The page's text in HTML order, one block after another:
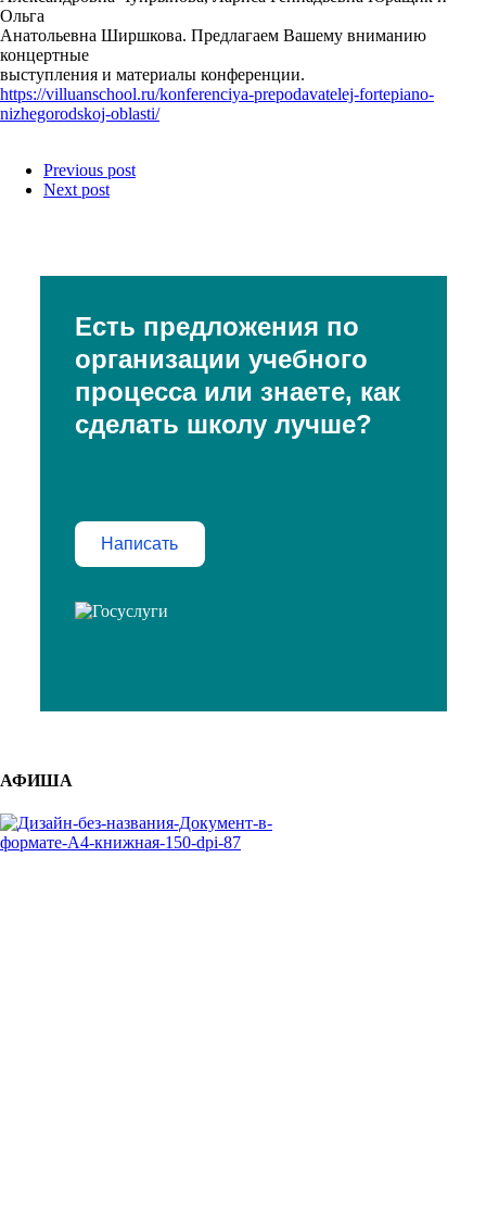
Ольга
Анатольевна Ширшкова. Предлагаем Вашему вниманию
концертные
выступления и материалы конференции.
https://villuanschool.ru/konferenciya-prepodavatelej-fortepiano-
nizhegorodskoj-oblasti/
Previous post
Next post
Есть предложения по
организации учебного
процесса или знаете, как
сделать школу лучше?
Написать
АФИША